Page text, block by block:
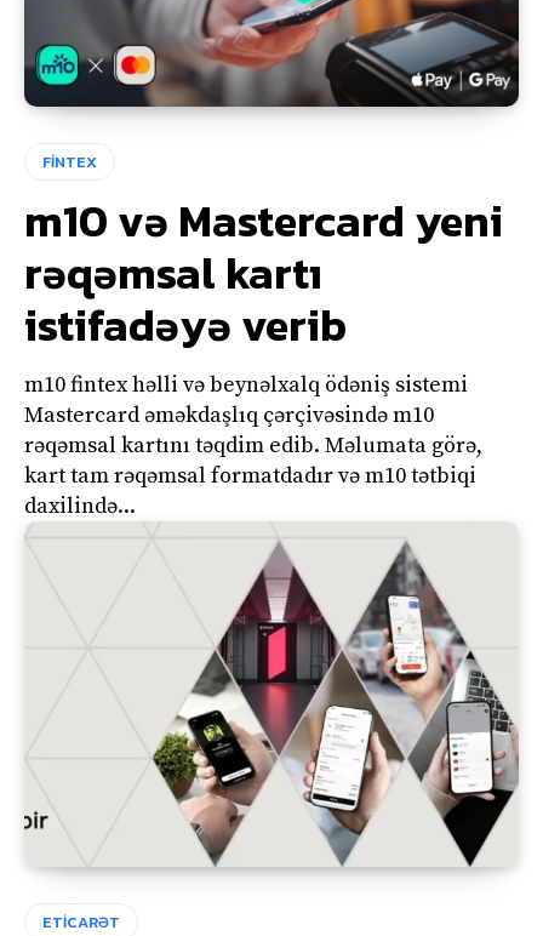
FİNTEX
m10 və Mastercard yeni
rəqəmsal kartı
istifadəyə verib
m10 fintex həlli və beynəlxalq ödəniş sistemi
Mastercard əməkdaşlıq çərçivəsində m10
rəqəmsal kartını təqdim edib. Məlumata görə,
kart tam rəqəmsal formatdadır və m10 tətbiqi
daxilində...
ETİCARƏT